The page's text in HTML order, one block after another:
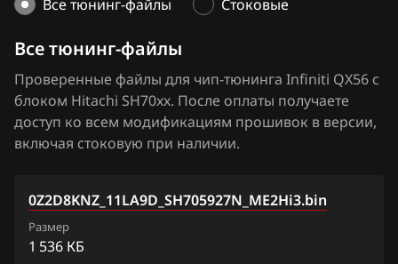
Brilliance
Cadillac
Changan
Chenglong
Chevrolet
Chrysler
FX50
G25
G35
G37
JX35
M35
0Z2DDKN1_11V99A_SH705927N
0Z2DNEN2_11V98B_SH705927N
0Z2DNEN2_11ZR8B_SH705927N
0Z2DNEN2_13ZD9A_SH705927N
Все тюнинг-файлы Стоковые
Все тюнинг-файлы
Проверенные файлы для чип-тюнинга Infiniti QX56 с
блоком Hitachi SH70xx. После оплаты получаете
доступ ко всем модификациям прошивок в версии,
включая стоковую при наличии.
0Z2D8KNZ_11LA9D_SH705927N_ME2Hi3.bin
Размер
1 536 КБ